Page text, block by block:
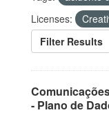
Licenses:
Filter Results
- Plano de